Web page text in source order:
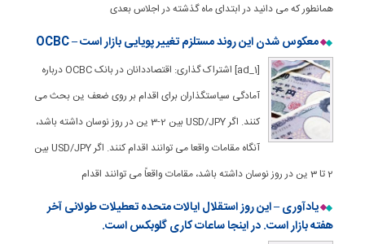
همانطور که می دانید در ابتدای ماه گذشته در اجلاس بعدی
معکوس شدن این روند مستلزم تغییر پویایی بازار است – OCBC
[ad_1] اشتراک گذاری: اقتصاددانان در بانک OCBC درباره
آمادگی سیاستگذاران برای اقدام بر روی ضعف ین بحث می
کنند. اگر USD/JPY بین 2-3 ین در روز نوسان داشته باشد،
آنگاه مقامات واقعا می توانند اقدام کنند. اگر USD/JPY بین
2 تا 3 ین در روز نوسان داشته باشد، مقامات واقعاً می توانند اقدام
یادآوری – این روز استقلال ایالات متحده تعطیلات طولانی آخر
هفته بازار است. در اینجا ساعات کاری گلوبکس است.